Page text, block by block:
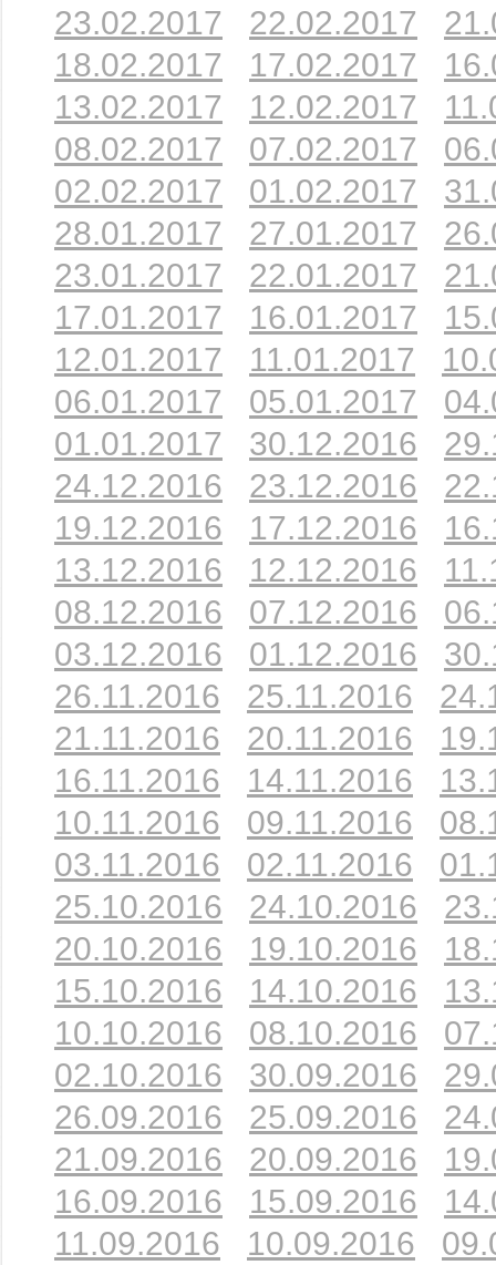
23.02.2017
22.02.2017
18.02.2017
17.02.2017
13.02.2017
12.02.2017
08.02.2017
07.02.2017
02.02.2017
01.02.2017
28.01.2017
27.01.2017
23.01.2017
22.01.2017
17.01.2017
16.01.2017
12.01.2017
11.01.2017
06.01.2017
05.01.2017
01.01.2017
30.12.2016
24.12.2016
23.12.2016
19.12.2016
17.12.2016
13.12.2016
12.12.2016
08.12.2016
07.12.2016
03.12.2016
01.12.2016
26.11.2016
25.11.2016
21.11.2016
20.11.2016
16.11.2016
14.11.2016
10.11.2016
09.11.2016
03.11.2016
02.11.2016
25.10.2016
24.10.2016
20.10.2016
19.10.2016
15.10.2016
14.10.2016
10.10.2016
08.10.2016
02.10.2016
30.09.2016
26.09.2016
25.09.2016
21.09.2016
20.09.2016
16.09.2016
15.09.2016
11.09.2016
10.09.2016